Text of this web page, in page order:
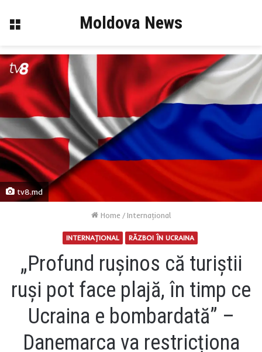
Menu Moldova News
tv8.md
Home / Internaţional
INTERNAŢIONAL RĂZBOI ÎN UCRAINA
„Profund rușinos că turiștii
ruși pot face plajă, în timp ce
Ucraina e bombardată” –
Danemarca va restricționa